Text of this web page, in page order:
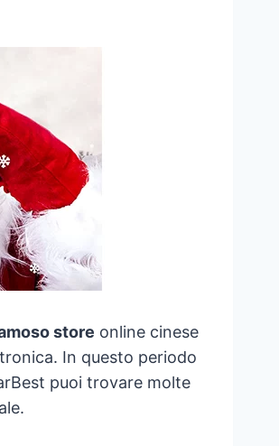
store online cinese
In questo periodo
puoi trovare molte